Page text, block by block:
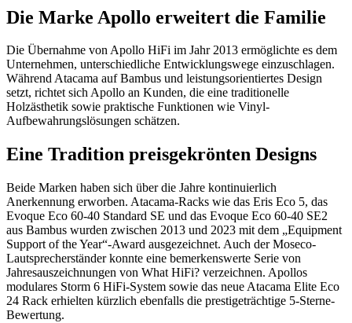
Die Marke Apollo erweitert die Familie
Die Übernahme von Apollo HiFi im Jahr 2013 ermöglichte es dem
Unternehmen, unterschiedliche Entwicklungswege einzuschlagen.
Während Atacama auf Bambus und leistungsorientiertes Design
setzt, richtet sich Apollo an Kunden, die eine traditionelle
Holzästhetik sowie praktische Funktionen wie Vinyl-
Aufbewahrungslösungen schätzen.
Eine Tradition preisgekrönten Designs
Beide Marken haben sich über die Jahre kontinuierlich
Anerkennung erworben. Atacama-Racks wie das Eris Eco 5, das
Evoque Eco 60-40 Standard SE und das Evoque Eco 60-40 SE2
aus Bambus wurden zwischen 2013 und 2023 mit dem „Equipment
Support of the Year“-Award ausgezeichnet. Auch der Moseco-
Lautsprecherständer konnte eine bemerkenswerte Serie von
Jahresauszeichnungen von What HiFi? verzeichnen. Apollos
modulares Storm 6 HiFi-System sowie das neue Atacama Elite Eco
24 Rack erhielten kürzlich ebenfalls die prestigeträchtige 5-Sterne-
Bewertung.